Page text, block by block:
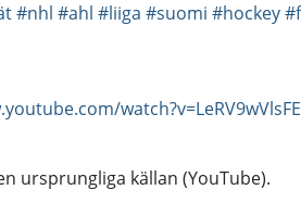
#nhl #ahl #liiga #suomi #hockey
watch?v=LeRV9wVlsFE
ursprungliga källan (YouTube).